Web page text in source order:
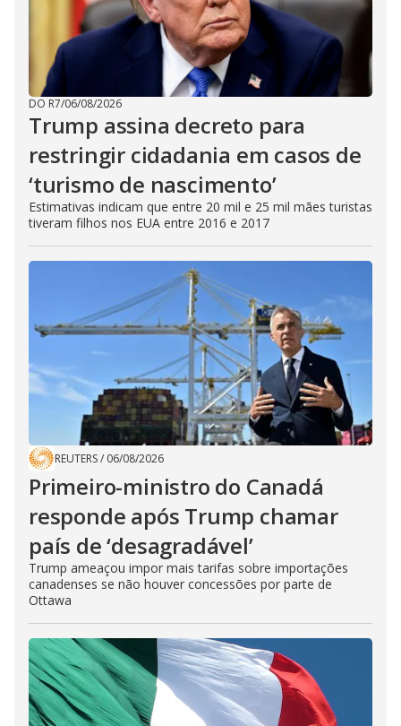
DO R7/06/08/2026
Trump assina decreto para
restringir cidadania em casos de
‘turismo de nascimento’
Estimativas indicam que entre 20 mil e 25 mil mães turistas
tiveram filhos nos EUA entre 2016 e 2017
REUTERS/ 06/08/2026
Primeiro-ministro do Canadá
responde após Trump chamar
país de ‘desagradável’
Trump ameaçou impor mais tarifas sobre importações
canadenses se não houver concessões por parte de
Ottawa